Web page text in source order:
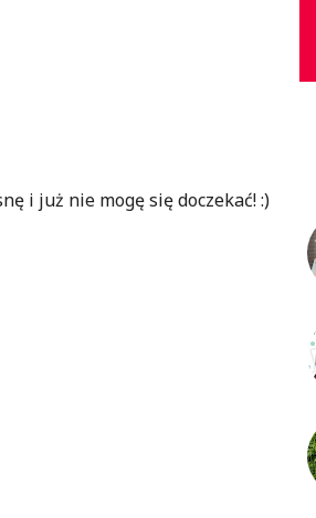
i już nie mogę się doczekać! :)